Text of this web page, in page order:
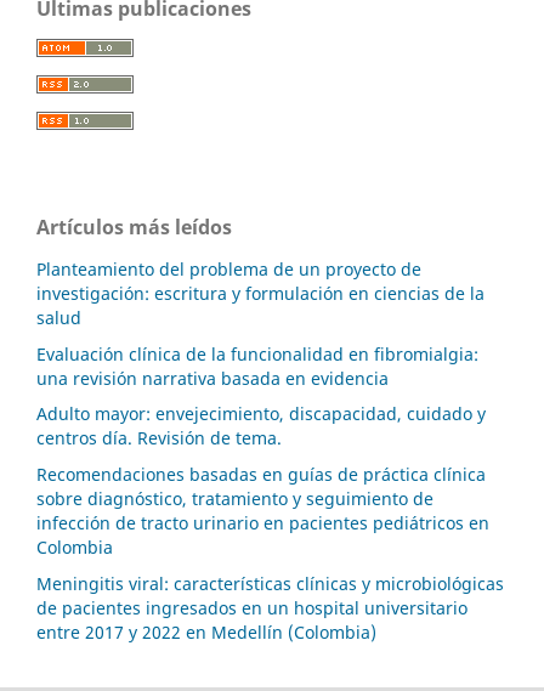
Últimas publicaciones
Artículos más leídos
Planteamiento del problema de un proyecto de
investigación: escritura y formulación en ciencias de la
salud
Evaluación clínica de la funcionalidad en fibromialgia:
una revisión narrativa basada en evidencia
Adulto mayor: envejecimiento, discapacidad, cuidado y
centros día. Revisión de tema.
Recomendaciones basadas en guías de práctica clínica
sobre diagnóstico, tratamiento y seguimiento de
infección de tracto urinario en pacientes pediátricos en
Colombia
Meningitis viral: características clínicas y microbiológicas
de pacientes ingresados en un hospital universitario
entre 2017 y 2022 en Medellín (Colombia)